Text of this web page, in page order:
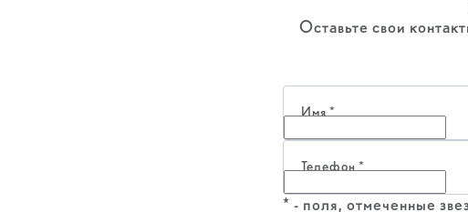
Оставьте свои
Имя*
Телефон*
* - поля, отмеченные